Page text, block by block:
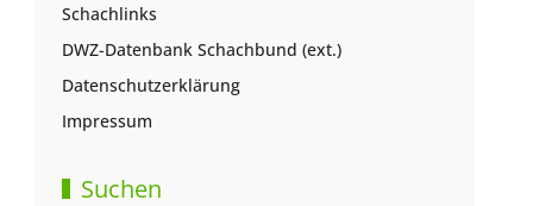
Schachlinks
DWZ-Datenbank Schachbund (ext.)
Datenschutzerklärung
Impressum
Suchen